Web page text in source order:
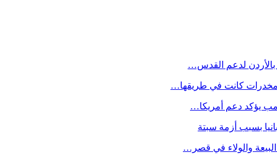
لدعم القدس…
مخدرات كانت في طريقها…
يؤكد دعم أمريكا…
بسبب أزمة سبتة
والولاء في قصر…